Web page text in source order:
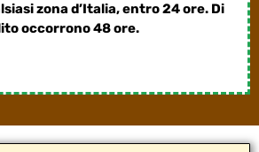
zona d’Italia, entro 24 ore. Di
occorrono 48 ore.